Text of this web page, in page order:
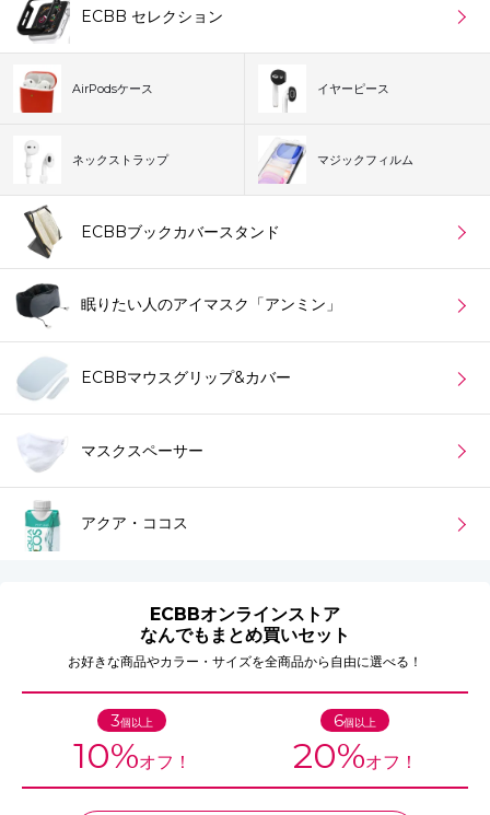
ECBB セレクション
AirPodsケース イヤーピース
ネックストラップ マジックフィルム
ECBBブックカバースタンド
眠りたい人のアイマスク「アンミン」
ECBBマウスグリップ&カバー
マスクスペーサー
アクア・ココス
ECBBオンラインストア
なんでもまとめ買いセット
お好きな商品やカラー・サイズを全商品から自由に選べる！
3個以上
10%オフ！
6個以上
20%オフ！